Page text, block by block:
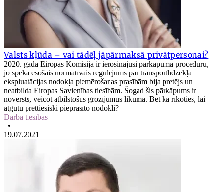
Valsts kļūda – vai tādēļ jāpārmaksā privātpersonai?
2020. gadā Eiropas Komisija ir ierosinājusi pārkāpuma procedūru,
jo spēkā esošais normatīvais regulējums par transportlīdzekļa
ekspluatācijas nodokļa piemērošanas prasībām bija pretējs un
neatbilda Eiropas Savienības tiesībām. Šogad šis pārkāpums ir
novērsts, veicot atbilstošus grozījumus likumā. Bet kā rīkoties, lai
atgūtu prettiesiski pieprasīto nodokli?
Darba tiesības
•
19.07.2021